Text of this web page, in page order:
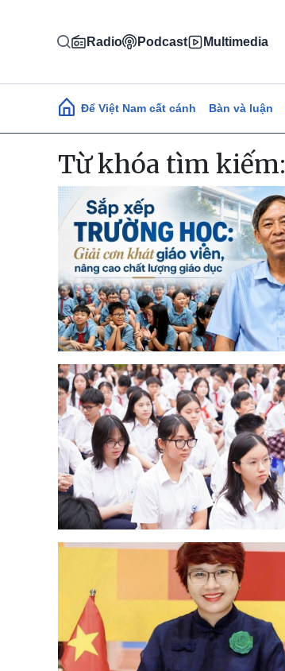
Radio Podcast Multimedia
Main navigation
Để Việt Nam cất cánh Bàn và luận
Từ khóa tìm kiếm: